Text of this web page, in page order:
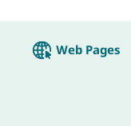
Web Pages